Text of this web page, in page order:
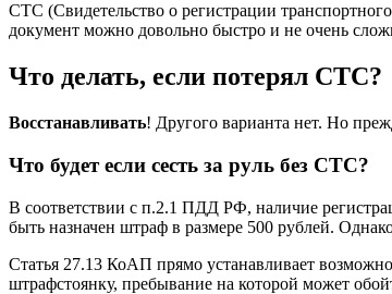
СТС (Свидетельство о регистрации
документ можно довольно быстро и не очень
Что делать, если потерял СТС?
Восстанавливать! Другого варианта нет. Но
Что будет если сесть за руль без СТС?
В соответствии с п.2.1 ПДД РФ, наличие
быть назначен штраф в размере 500 рублей.
Статья 27.13 КоАП прямо устанавливает
штрафстоянку, пребывание на которой может